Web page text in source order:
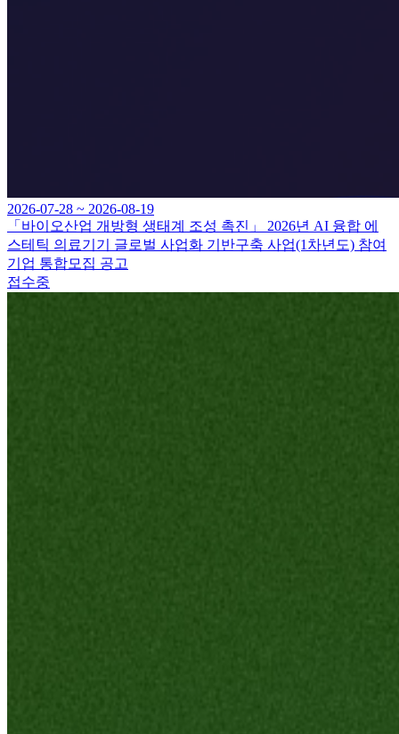
2026-07-28 ~ 2026-08-19
「바이오산업 개방형 생태계 조성 촉진」 2026년 AI 융합 에
스테틱 의료기기 글로벌 사업화 기반구축 사업(1차년도) 참여
기업 통합모집 공고
접수중